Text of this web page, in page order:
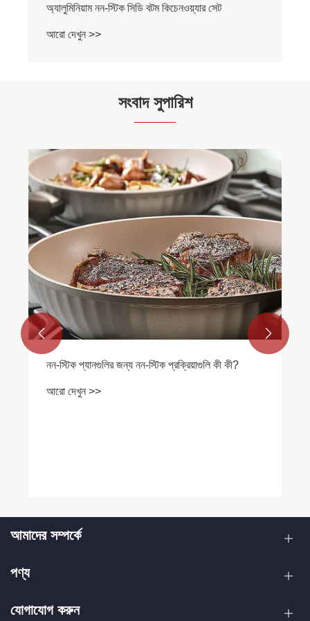
অ্যালুমিনিয়াম নন-স্টিক সিডি বটম কিচেনওয়্যার সেট
আরো দেখুন >>
সংবাদ সুপারিশ
নন-স্টিক প্যানগুলির জন্য নন-স্টিক প্রক্রিয়াগুলি কী কী?
আরো দেখুন >>
 
আমাদের সম্পর্কে
পণ্য
যোগাযোগ করুন